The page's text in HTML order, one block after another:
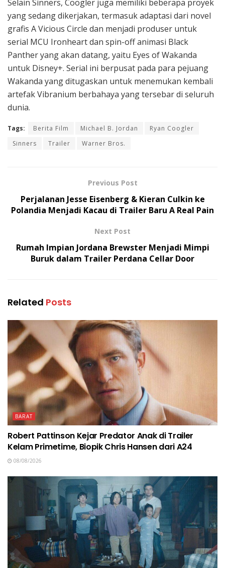
Selain Sinners, Coogler juga memiliki beberapa proyek
yang sedang dikerjakan, termasuk adaptasi dari novel
grafis A Vicious Circle dan menjadi produser untuk
serial MCU Ironheart dan spin-off animasi Black
Panther yang akan datang, yaitu Eyes of Wakanda
untuk Disney+. Serial ini berpusat pada para pejuang
Wakanda yang ditugaskan untuk menemukan kembali
artefak Vibranium berbahaya yang tersebar di seluruh
dunia.
Tags: Berita Film Michael B. Jordan
Ryan Coogler
Sinners
Trailer Warner Bros.
Previous Post
Perjalanan Jesse Eisenberg & Kieran Culkin ke
Polandia Menjadi Kacau di Trailer Baru A Real Pain
Next Post
Rumah Impian Jordana Brewster Menjadi Mimpi
Buruk dalam Trailer Perdana Cellar Door
Related Posts
BARAT
Robert Pattinson Kejar Predator Anak di Trailer
Kelam Primetime, Biopik Chris Hansen dari A24
08/08/2026